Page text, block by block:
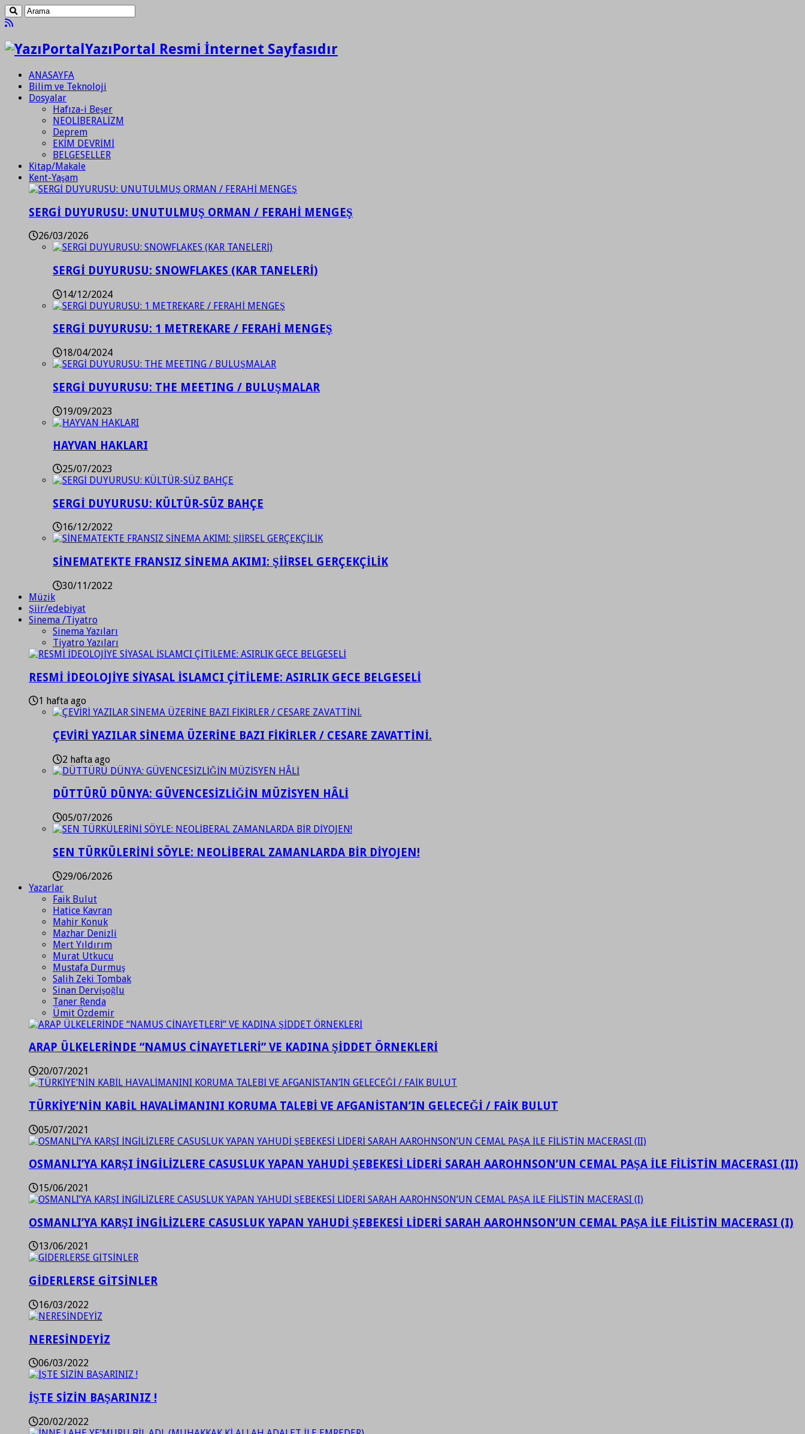
YazıPortal Resmi İnternet Sayfasıdır
ANASAYFA
Bilim ve Teknoloji
Dosyalar
Hafıza-i Beşer
NEOLİBERALİZM
Deprem
EKİM DEVRİMİ
BELGESELLER
Kitap/Makale
Kent-Yaşam
SERGİ DUYURUSU: UNUTULMUŞ ORMAN / FERAHİ MENGEŞ
26/03/2026
SERGİ DUYURUSU: SNOWFLAKES (KAR TANELERİ)
14/12/2024
SERGİ DUYURUSU: 1 METREKARE / FERAHİ MENGEŞ
18/04/2024
SERGİ DUYURUSU: THE MEETING / BULUŞMALAR
19/09/2023
HAYVAN HAKLARI
25/07/2023
SERGİ DUYURUSU: KÜLTÜR-SÜZ BAHÇE
16/12/2022
SİNEMATEKTE FRANSIZ SİNEMA AKIMI: ŞİİRSEL GERÇEKÇİLİK
30/11/2022
Müzik
Şiir/edebiyat
Sinema /Tiyatro
Sinema Yazıları
Tiyatro Yazıları
RESMİ İDEOLOJİYE SİYASAL İSLAMCI ÇİTİLEME: ASIRLIK GECE BELGESELİ
1 hafta ago
ÇEVİRİ YAZILAR SİNEMA ÜZERİNE BAZI FİKİRLER / CESARE ZAVATTİNİ.
2 hafta ago
DÜTTÜRÜ DÜNYA: GÜVENCESİZLİĞİN MÜZİSYEN HÂLİ
05/07/2026
SEN TÜRKÜLERİNİ SÖYLE: NEOLİBERAL ZAMANLARDA BİR DİYOJEN!
29/06/2026
Yazarlar
Faik Bulut
Hatice Kavran
Mahir Konuk
Mazhar Denizli
Mert Yıldırım
Murat Utkucu
Mustafa Durmuş
Salih Zeki Tombak
Sinan Dervişoğlu
Taner Renda
Ümit Özdemir
ARAP ÜLKELERİNDE “NAMUS CİNAYETLERİ” VE KADINA ŞİDDET ÖRNEKLERİ
20/07/2021
TÜRKİYE’NİN KABİL HAVALİMANINI KORUMA TALEBİ VE AFGANİSTAN’IN GELECEĞİ / FAİK BULUT
05/07/2021
OSMANLI’YA KARŞI İNGİLİZLERE CASUSLUK YAPAN YAHUDİ ŞEBEKESİ LİDERİ SARAH AAROHNSON’UN CEMAL PAŞA İLE FİLİSTİN MACERASI (II)
15/06/2021
OSMANLI’YA KARŞI İNGİLİZLERE CASUSLUK YAPAN YAHUDİ ŞEBEKESİ LİDERİ SARAH AAROHNSON’UN CEMAL PAŞA İLE FİLİSTİN MACERASI (I)
13/06/2021
GİDERLERSE GİTSİNLER
16/03/2022
NERESİNDEYİZ
06/03/2022
İŞTE SİZİN BAŞARINIZ !
20/02/2022